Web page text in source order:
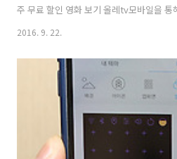
주 무료 할인 영화 보기 올레tv모바일을 통
모바일에서는 상당히 많은 컨텐츠가 있었
수도 있는데요. 그럼 앱 분석 시작해볼까
PC나 TV에서도 볼 수 있습니다. 플랫폼은
었는데요. 매주 무료 할인 영화 보기 올레
컨텐츠가 바뀌면서 올라옵니다. 가끔이라
2016. 9. 22.